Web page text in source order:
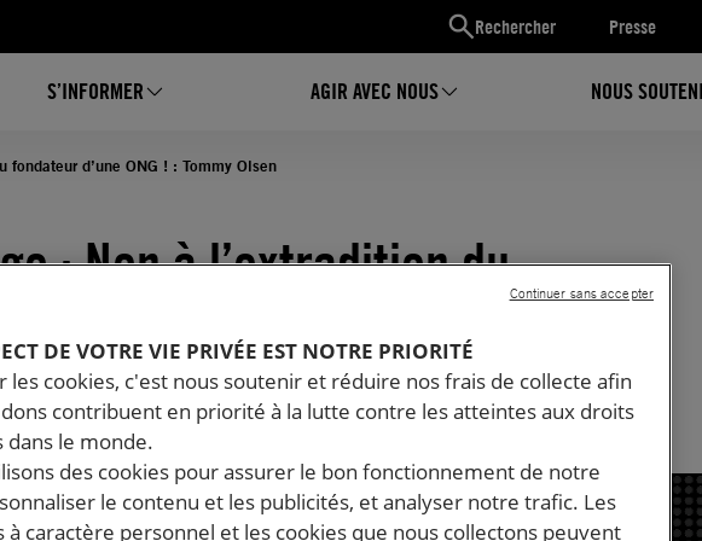
Rechercher Presse
S’INFORMER AGIR AVEC NOUS NOUS
fondateur d’une ONG ! : Tommy Olsen
: Non à l’extradition du
d’une ONG ! : Tommy Olsen
DE VOTRE VIE PRIVÉE EST NOTRE PRIORITÉ
les cookies, c'est nous soutenir et réduire nos frais de collecte afin
contribuent en priorité à la lutte contre les atteintes aux droits
dans le monde.
des cookies pour assurer le bon fonctionnement de notre
le contenu et les publicités, et analyser notre trafic. Les
à caractère personnel et les cookies que nous collectons peuvent
Continuer sans accepter